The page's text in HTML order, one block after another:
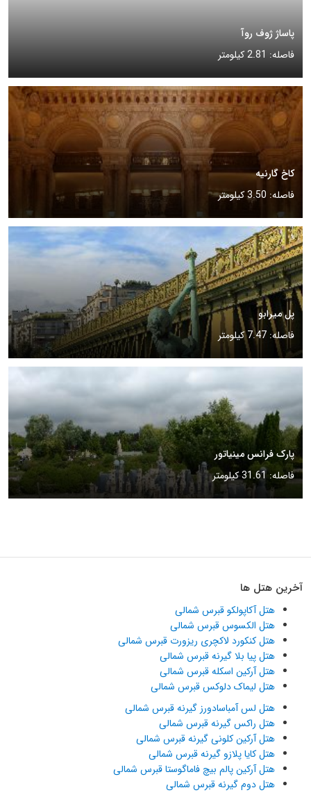
پاساژ ژوف روآ
فاصله: 2.81 کیلومتر
کاخ گارنیه
فاصله: 3.50 کیلومتر
پل میرابو
فاصله: 7.47 کیلومتر
پارک فرانس مینیاتور
فاصله: 31.61 کیلومتر
آخرین هتل ها
هتل آکاپولکو قبرس شمالی
هتل الکسوس قبرس شمالی
هتل کنکورد لاکچری ریزورت قبرس شمالی
هتل پیا بلا گیرنه قبرس شمالی
هتل آرکین اسکله قبرس شمالی
هتل لیماک دلوکس قبرس شمالی
هتل لس آمباسادورز گیرنه قبرس شمالی
هتل راکس گیرنه قبرس شمالی
هتل آرکین کلونی گیرنه قبرس شمالی
هتل کایا پلازو گیرنه قبرس شمالی
هتل آرکین پالم بیچ فاماگوستا قبرس شمالی
هتل دوم گیرنه قبرس شمالی